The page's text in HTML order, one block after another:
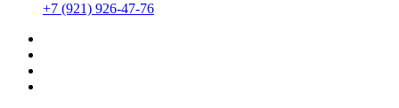
+7 (921) 926-47-76